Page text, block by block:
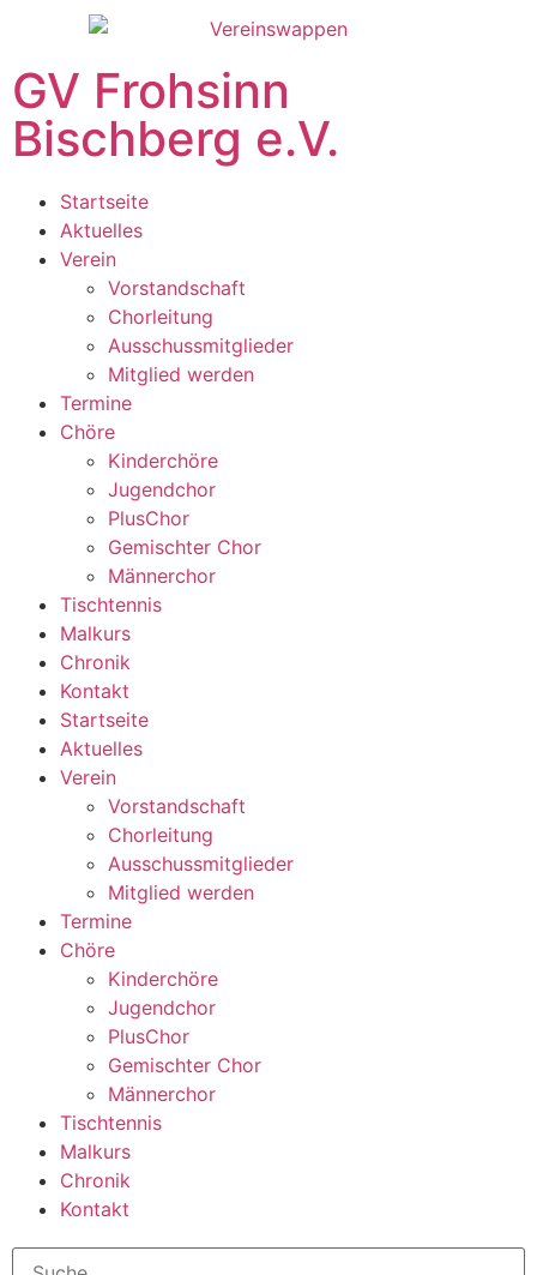
GV Frohsinn
Bischberg e.V.
Startseite
Aktuelles
Verein
Vorstandschaft
Chorleitung
Ausschussmitglieder
Mitglied werden
Termine
Chöre
Kinderchöre
Jugendchor
PlusChor
Gemischter Chor
Männerchor
Tischtennis
Malkurs
Chronik
Kontakt
Startseite
Aktuelles
Verein
Vorstandschaft
Chorleitung
Ausschussmitglieder
Mitglied werden
Termine
Chöre
Kinderchöre
Jugendchor
PlusChor
Gemischter Chor
Männerchor
Tischtennis
Malkurs
Chronik
Kontakt